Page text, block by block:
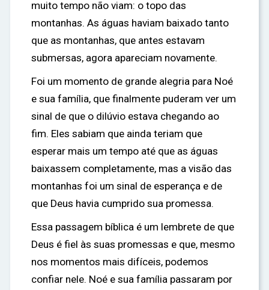
muito tempo não viam: o topo das
montanhas. As águas haviam baixado tanto
que as montanhas, que antes estavam
submersas, agora apareciam novamente.
Foi um momento de grande alegria para Noé
e sua família, que finalmente puderam ver um
sinal de que o dilúvio estava chegando ao
fim. Eles sabiam que ainda teriam que
esperar mais um tempo até que as águas
baixassem completamente, mas a visão das
montanhas foi um sinal de esperança e de
que Deus havia cumprido sua promessa.
Essa passagem bíblica é um lembrete de que
Deus é fiel às suas promessas e que, mesmo
nos momentos mais difíceis, podemos
confiar nele. Noé e sua família passaram por